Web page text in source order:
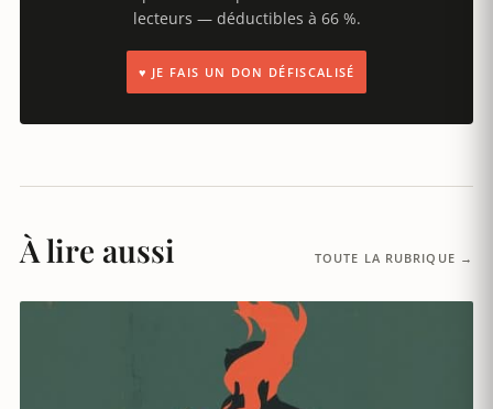
lecteurs — déductibles à 66 %.
♥ JE FAIS UN DON DÉFISCALISÉ
À lire aussi TOUTE LA RUBRIQUE →